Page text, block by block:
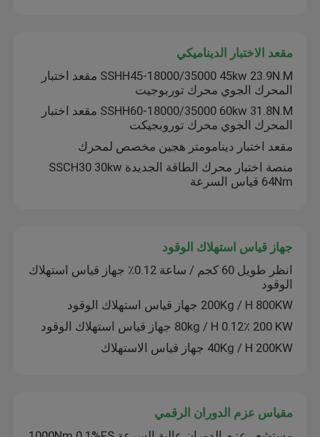
حولنا
جولة في المصنع
اتصل بنا
أخبار
دينامومتر عالي السرعة
مقعد الاختبار الديناميكي
SSHH45-18000/35000 45kw 23.9N.M مقعد اختبار
المحرك الجوي محرك توربوجيت
SSHH60-18000/35000 60kw 31.8N.M مقعد اختبار
المحرك الجوي محرك توروبجيكت
مقعد اختبار دينامومتر هجين مخصص لمحرك
منصة اختبار محرك الطاقة الجديدة SSCH30 30kw
64Nm قياس السرعة
جهاز قياس استهلاك الوقود
انظر طويل 60 كجم / ساعة 0.12٪ جهاز قياس استهلاك
الوقود
200Kg / H 800KW جهاز قياس استهلاك الوقود
80kg / H 0.12٪ 200 KW جهاز قياس استهلاك الوقود
40Kg / H 200KW جهاز قياس الاستهلاك
مقياس عزم الدوران الرقمي